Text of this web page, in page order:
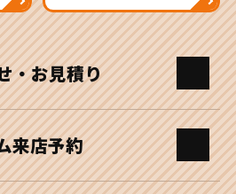
・お見積り
来店予約